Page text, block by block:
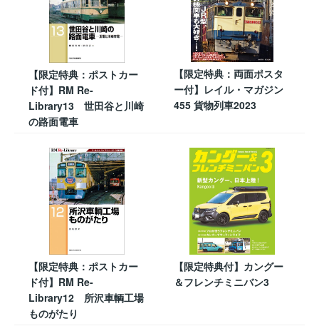
【限定特典：ポストカー
ド付】RM Re-
Library13 世田谷と川崎
の路面電車
【限定特典：両面ポスタ
ー付】レイル・マガジン
455 貨物列車2023
【限定特典：ポストカー
ド付】RM Re-
Library12 所沢車輌工場
ものがたり
【限定特典付】カングー
＆フレンチミニバン3